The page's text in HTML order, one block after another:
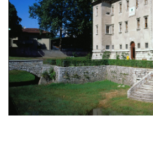
Cerca nel sito
BESICHTIGUNG